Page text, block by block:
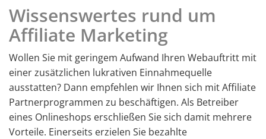
Wissenswertes rund um
Affiliate Marketing
Wollen Sie mit geringem Aufwand Ihren Webauftritt mit
einer zusätzlichen lukrativen Einnahmequelle
ausstatten? Dann empfehlen wir Ihnen sich mit Affiliate
Partnerprogrammen zu beschäftigen. Als Betreiber
eines Onlineshops erschließen Sie sich damit mehrere
Vorteile. Einerseits erzielen Sie bezahlte